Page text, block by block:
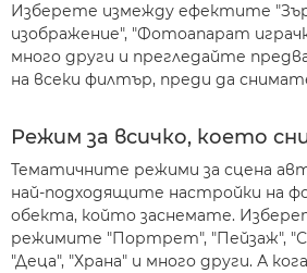
Изберете измежду ефектите
изображение", "Фотоапарат
много други и прегледайте
на всеки филтър, преди да
Режим за всичко, което
Тематичните режими за сцена
най-подходящите настройки на
обекта, който заснемате.
режимите "Портрет", "Пейзаж",
"Деца", "Храна" и много други. А